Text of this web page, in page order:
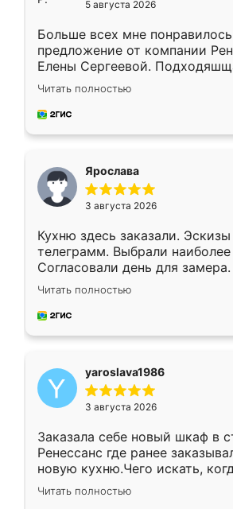
5 августа 2026
Больше всех мне понравилось
предложение от компании
Елены Сергеевой.
короткие сроки
для замера сотрудник
предложил по моему эскизу
Читать полностью
Ярослава
3 августа 2026
Кухню здесь заказали.
телеграмм. Выбрали
Согласовали день для
недели кухня была уже
довольны работой. Спасибо
мебель за качественную
Читать полностью
yaroslava1986
3 августа 2026
Заказала себе новый шкаф в
Ренессанс где ранее
новую кухню.Чего искать,
вполне довольна. Служит
два года, нареканий нет.
Читать полностью